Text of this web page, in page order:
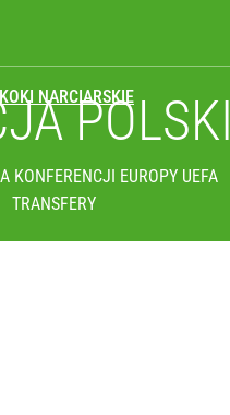
NARCIARSKIE
POLSKI
KONFERENCJI EUROPY UEFA
TRANSFERY